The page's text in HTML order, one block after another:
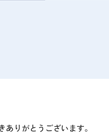
りがとうございます。